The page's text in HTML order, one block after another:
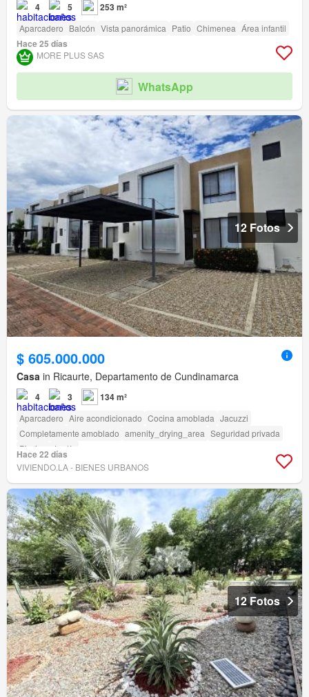
4 5 253 m²
Aparcadero Balcón Vista panorámica Patio Chimenea Área infantil
Hace 25 días
MORE PLUS SAS
WhatsApp
12 Fotos
$ 605.000.000
Casa in Ricaurte, Departamento de Cundinamarca
4 3 134 m²
Aparcadero Aire acondicionado Cocina amoblada Jacuzzi
Completamente amoblado amenity_drying_area Seguridad privada
Piscina
Jardín
Hace 22 días
VIVIENDO.LA - BIENES URBANOS
12 Fotos